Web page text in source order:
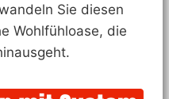
Sie diesen
Wohlfühloase, die